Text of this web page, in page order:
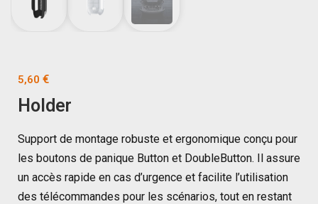
5,60 €
Holder
Support de montage robuste et ergonomique conçu pour
les boutons de panique Button et DoubleButton. Il assure
un accès rapide en cas d’urgence et facilite l’utilisation
des télécommandes pour les scénarios, tout en restant